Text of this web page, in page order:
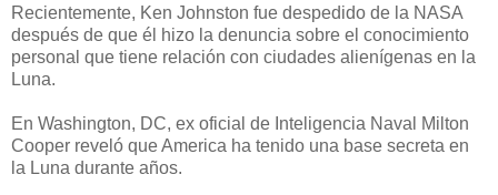
Recientemente, Ken Johnston fue despedido de la NASA
después de que él hizo la denuncia sobre el conocimiento
personal que tiene relación con ciudades alienígenas en la
Luna.
En Washington, DC, ex oficial de Inteligencia Naval Milton
Cooper reveló que America ha tenido una base secreta en
la Luna durante años.